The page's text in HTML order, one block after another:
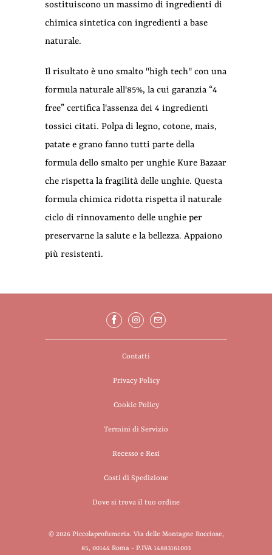
sostituiscono un massimo di ingredienti di
chimica sintetica con ingredienti a base
naturale.
Il risultato è uno smalto "high tech" con una
formula naturale all'85%, la cui garanzia “4
free” certifica l'assenza dei 4 ingredienti
tossici citati. Polpa di legno, cotone, mais,
patate e grano fanno tutti parte della
formula dello smalto per unghie Kure Bazaar
che rispetta la fragilità delle unghie. Questa
formula chimica ridotta rispetta il naturale
ciclo di rinnovamento delle unghie per
preservarne la salute e la bellezza. Appaiono
più resistenti.
Contatti
Privacy Policy
Cookie Policy
Termini di Servizio
Recesso e Resi
Costi di Spedizione
Dove si trova il tuo ordine
© 2026 Piccolaprofumeria. Via delle Montagne Rocciose,
85, 00144 Roma - P.IVA 14883161003